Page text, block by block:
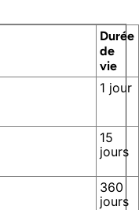
Durée
de
vie
1 jour
15
jours
360
jours